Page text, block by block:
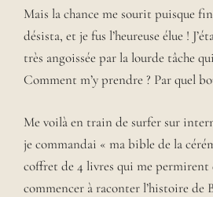
Mais la chance me sourit puisque
désista, et je fus l’heureuse élue !
très angoissée par la lourde tâche
Comment m’y prendre ? Par quel
Me voilà en train de surfer sur
je commandai « ma bible de la
coffret de 4 livres qui me permirent
commencer à raconter l’histoire de